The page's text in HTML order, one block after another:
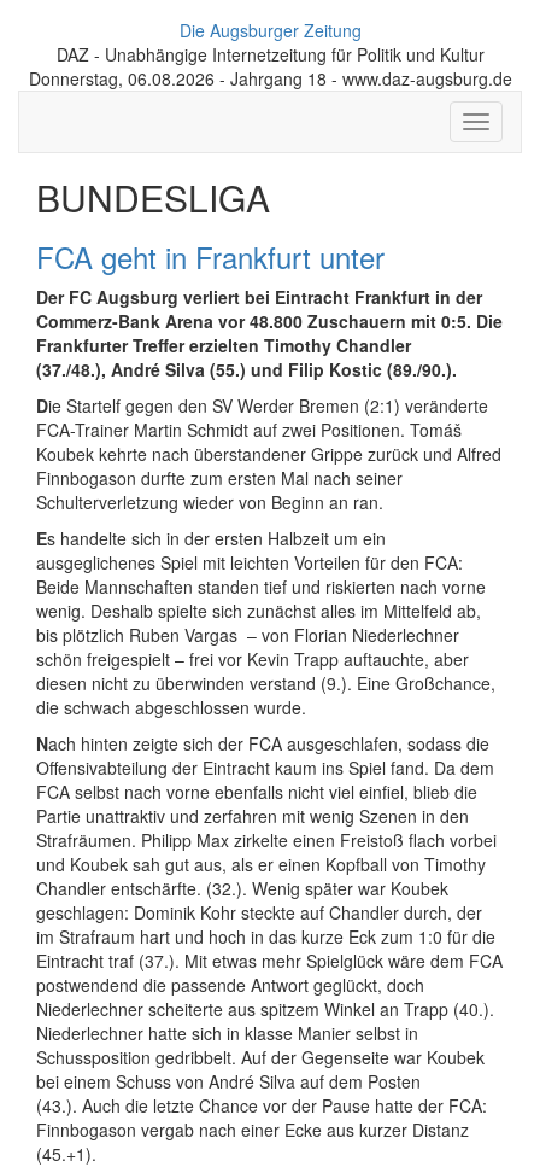
Die Augsburger Zeitung
DAZ - Unabhängige Internetzeitung für Politik und Kultur
Donnerstag, 06.08.2026 - Jahrgang 18 - www.daz-augsburg.de
Toggle
BUNDESLIGA
FCA geht in Frankfurt unter
Der FC Augsburg verliert bei Eintracht Frankfurt in der
Commerz-Bank Arena vor 48.800 Zuschauern mit 0:5. Die
Frankfurter Treffer erzielten Timothy Chandler
(37./48.), André Silva (55.) und Filip Kostic (89./90.).
Die Startelf gegen den SV Werder Bremen (2:1) veränderte
FCA-Trainer Martin Schmidt auf zwei Positionen. Tomáš
Koubek kehrte nach überstandener Grippe zurück und Alfred
Finnbogason durfte zum ersten Mal nach seiner
Schulterverletzung wieder von Beginn an ran.
Es handelte sich in der ersten Halbzeit um ein
ausgeglichenes Spiel mit leichten Vorteilen für den FCA:
Beide Mannschaften standen tief und riskierten nach vorne
wenig. Deshalb spielte sich zunächst alles im Mittelfeld ab,
bis plötzlich Ruben Vargas – von Florian Niederlechner
schön freigespielt – frei vor Kevin Trapp auftauchte, aber
diesen nicht zu überwinden verstand (9.). Eine Großchance,
die schwach abgeschlossen wurde.
Nach hinten zeigte sich der FCA ausgeschlafen, sodass die
Offensivabteilung der Eintracht kaum ins Spiel fand. Da dem
FCA selbst nach vorne ebenfalls nicht viel einfiel, blieb die
Partie unattraktiv und zerfahren mit wenig Szenen in den
Strafräumen. Philipp Max zirkelte einen Freistoß flach vorbei
und Koubek sah gut aus, als er einen Kopfball von Timothy
Chandler entschärfte. (32.). Wenig später war Koubek
geschlagen: Dominik Kohr steckte auf Chandler durch, der
im Strafraum hart und hoch in das kurze Eck zum 1:0 für die
Eintracht traf (37.). Mit etwas mehr Spielglück wäre dem FCA
postwendend die passende Antwort geglückt, doch
Niederlechner scheiterte aus spitzem Winkel an Trapp (40.).
Niederlechner hatte sich in klasse Manier selbst in
Schussposition gedribbelt. Auf der Gegenseite war Koubek
bei einem Schuss von André Silva auf dem Posten
(43.). Auch die letzte Chance vor der Pause hatte der FCA:
Finnbogason vergab nach einer Ecke aus kurzer Distanz
(45.+1).